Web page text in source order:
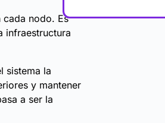
cada nodo. Es
infraestructura
sistema la
y mantener
a ser la